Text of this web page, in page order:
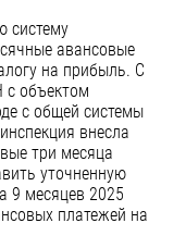
систему
авансовые
на прибыль. С
с объектом
с общей системы
внесла
три месяца
уточненную
9 месяцев 2025
платежей на